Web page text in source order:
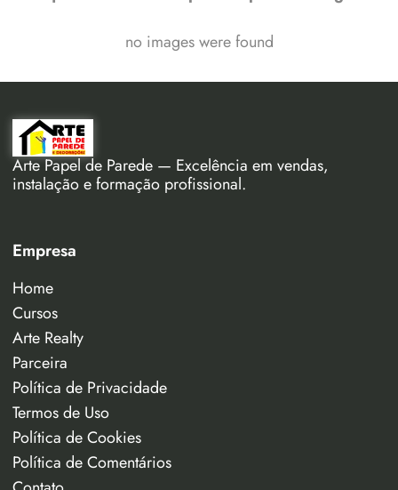
no images were found
Arte Papel de Parede — Excelência em vendas,
instalação e formação profissional.
Empresa
Home
Cursos
Arte Realty
Parceira
Política de Privacidade
Termos de Uso
Política de Cookies
Política de Comentários